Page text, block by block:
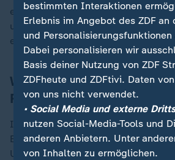
erläuterte der Sprecher. Die
um 20 bis 30 Minuten. Einzelne
entfallen.
Weniger
Regionalverkehr
Im Regionalverkehr führte die
Einschränkungen. Die Strecke
Uelzen konnte zügig auf einem
bestimmten Interaktionen
Erlebnis im Angebot des ZDF an
und
Dabei personalisieren wir
Basis deiner Nutzung von ZDF
ZDFheute und ZDFtivi. Daten
von uns nicht verwendet.
• Social Media und externe
nutzen Social-Media-Tools und
anderen Anbietern. Unter
von Inhalten zu ermöglichen.